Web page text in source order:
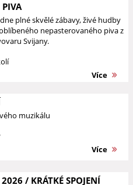
PIVA
plné skvělé zábavy, živé hudby
nepasterovaného piva z
Svijany.
Více
muzikálu
Více
/ KRÁTKÉ SPOJENÍ